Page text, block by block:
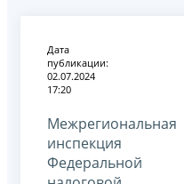
Дата
публикации:
02.07.2024
17:20
Межрегиональная
инспекция
Федеральной